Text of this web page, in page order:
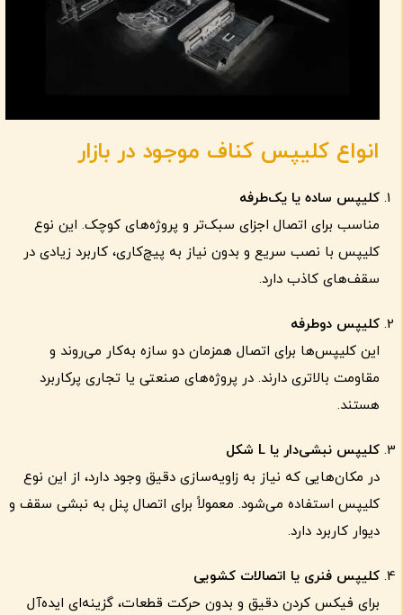
انواع کلیپس کناف موجود در بازار
کلیپس ساده یا یک‌طرفه
مناسب برای اتصال اجزای سبک‌تر و پروژه‌های کوچک. این نوع
کلیپس با نصب سریع و بدون نیاز به پیچ‌کاری، کاربرد زیادی در
سقف‌های کاذب دارد.
کلیپس دوطرفه
این کلیپس‌ها برای اتصال همزمان دو سازه به‌کار می‌روند و
مقاومت بالاتری دارند. در پروژه‌های صنعتی یا تجاری پرکاربرد
هستند.
کلیپس نبشی‌دار یا
شکل
در مکان‌هایی که نیاز به زاویه‌سازی دقیق وجود دارد، از این نوع
کلیپس استفاده می‌شود. معمولاً برای اتصال پنل به نبشی سقف و
دیوار کاربرد دارد.
کلیپس فنری یا اتصالات کشویی
برای فیکس کردن دقیق و بدون حرکت قطعات، گزینه‌ای ایده‌آل